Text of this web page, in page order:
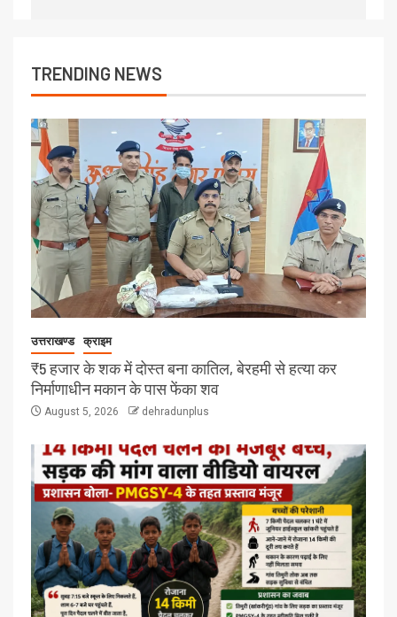
TRENDING NEWS
उत्तराखण्ड क्राइम
₹5 हजार के शक में दोस्त बना कातिल, बेरहमी से हत्या कर
निर्माणाधीन मकान के पास फेंका शव
August 5, 2026 dehradunplus